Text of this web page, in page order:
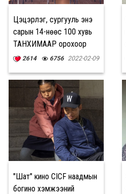
Цэцэрлэг, сургууль энэ
сарын 14-нөөс 100 хувь
ТАНХИМААР орохоор
боллоо
2614 6756 2022-02-09
"Шат" кино CICF наадмын
богино хэмжээний